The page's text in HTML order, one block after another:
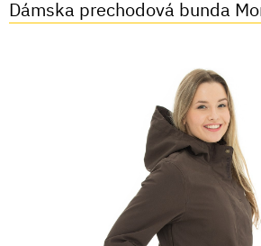
Dámska prechodová bunda